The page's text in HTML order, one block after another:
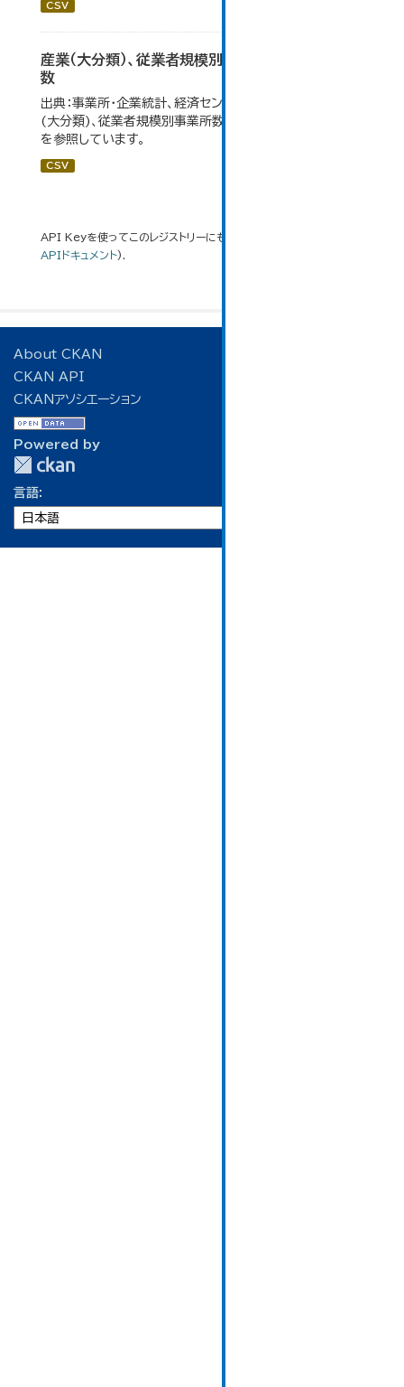
CSV
産業（大分類）、従業者規模別事業所数及び従業者
数
出典：事業所・企業統計、経済センサス。大仙市の統計「産業
(大分類)、従業者規模別事業所数及び従業者数」のデータ
を参照しています。
CSV
API Keyを使ってこのレジストリーにもアクセス可能です
APIドキュメント).
About CKAN
CKAN API
CKANアソシエーション
Powered by
言語